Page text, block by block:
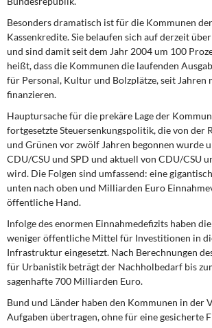
Über mich
Kontakt
Besonders dramatisch ist für die Kommunen
Kassenkredite. Sie belaufen sich auf derzeit
und sind damit seit dem Jahr 2004 um 100
heißt, dass die Kommunen die laufenden
für Personal, Kultur und Bolzplätze, seit
finanzieren.
Hauptursache für die prekäre Lage der
fortgesetzte Steuersenkungspolitik, die von der
und Grünen vor zwölf Jahren begonnen wurde
CDU/CSU und SPD und aktuell von CDU/CSU
wird. Die Folgen sind umfassend: eine
unten nach oben und Milliarden Euro
öffentliche Hand.
Infolge des enormen Einnahmedefizits haben
weniger öffentliche Mittel für Investitionen in
Infrastruktur eingesetzt. Nach Berechnungen
für Urbanistik beträgt der Nachholbedarf bis
sagenhafte 700 Milliarden Euro.
Bund und Länder haben den Kommunen in der
Aufgaben übertragen, ohne für eine gesicherte